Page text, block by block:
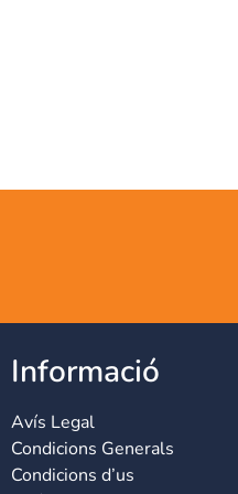
Informació
Avís Legal
Condicions Generals
Condicions d’us